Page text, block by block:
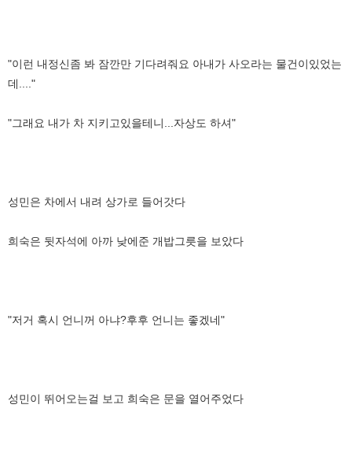
"이런 내정신좀 봐 잠깐만 기다려줘요 아내가 사오라는 물건이있었는
데...."
"그래요 내가 차 지키고있을테니...자상도 하셔"
성민은 차에서 내려 상가로 들어갓다
희숙은 뒷자석에 아까 낮에준 개밥그릇을 보았다
"저거 혹시 언니꺼 아냐?후후 언니는 좋겠네"
성민이 뛰어오는걸 보고 희숙은 문을 열어주었다